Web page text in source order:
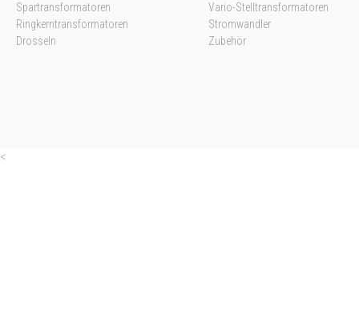
Spartransformatoren
Ringkerntransformatoren
Drosseln
Vario-Stelltransformatoren
Stromwandler
Zubehör
<